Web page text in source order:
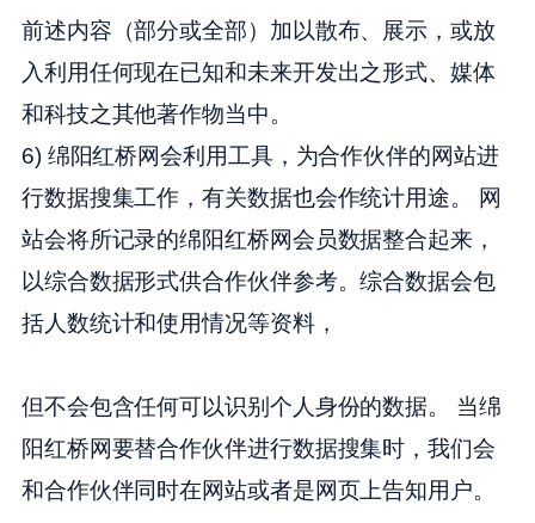
前述内容（部分或全部）加以散布、展示，或放
入利用任何现在已知和未来开发出之形式、媒体
和科技之其他著作物当中。
6) 绵阳红桥网会利用工具，为合作伙伴的网站进
行数据搜集工作，有关数据也会作统计用途。 网
站会将所记录的绵阳红桥网会员数据整合起来，
以综合数据形式供合作伙伴参考。综合数据会包
括人数统计和使用情况等资料，
但不会包含任何可以识别个人身份的数据。 当绵
阳红桥网要替合作伙伴进行数据搜集时，我们会
和合作伙伴同时在网站或者是网页上告知用户。